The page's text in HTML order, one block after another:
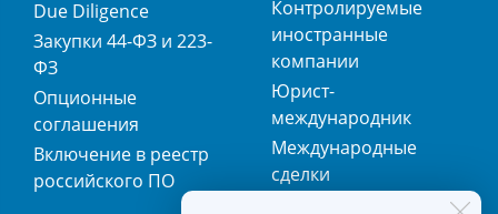
Due Diligence
Закупки 44-ФЗ и 223-
ФЗ
Опционные
соглашения
Включение в реестр
российского ПО
Контролируемые
иностранные
компании
Юрист-
международник
Международные
сделки